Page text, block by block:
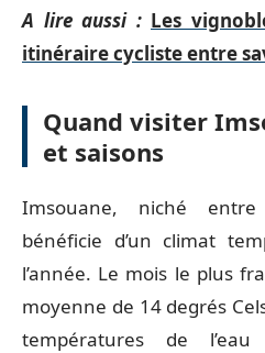
A lire aussi : Les
itinéraire cycliste entre
Quand visiter
et saisons
Imsouane, niché
bénéficie d’un climat
l’année. Le mois le plus
moyenne de 14 degrés
températures de